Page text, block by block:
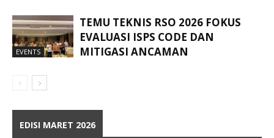
EVENTS
TEMU TEKNIS RSO 2026 FOKUS
EVALUASI ISPS CODE DAN
MITIGASI ANCAMAN
EDISI MARET 2026